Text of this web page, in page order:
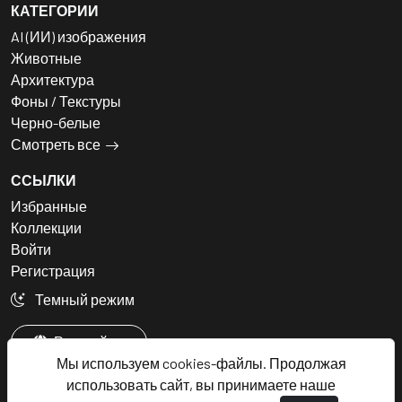
Мы используем cookies-файлы. Продолжая
использовать сайт, вы принимаете наше
КАТЕГОРИИ
AI (ИИ) изображения
Животные
Архитектура
Фоны / Текстуры
Черно-белые
Смотреть все
ССЫЛКИ
Избранные
Коллекции
Войти
Регистрация
Темный режим
Русский